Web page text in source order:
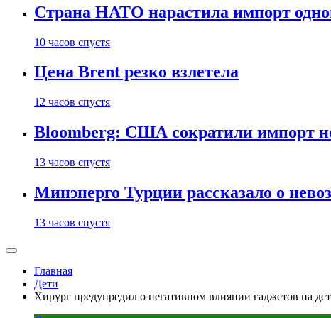
Страна НАТО нарастила импорт
10 часов спустя
Цена Brent резко взлетела
12 часов спустя
Bloomberg: США сократили импорт
13 часов спустя
Минэнерго Турции рассказало о
13 часов спустя
Главная
Дети
Хирург предупредил о негативном влиянии гаджетов на